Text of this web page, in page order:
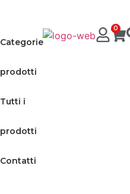
Categorie
prodotti
Tutti i
prodotti
Contatti
0